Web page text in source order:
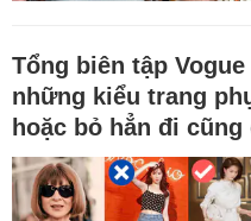
Tổng biên tập
những kiểu trang
hoặc bỏ hẳn đi